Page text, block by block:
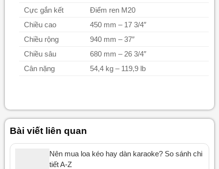
Cực gắn kết
Điểm ren M20
Chiều cao
450 mm – 17 3/4″
Chiều rộng
940 mm – 37″
Chiều sâu
680 mm – 26 3/4″
Cân nặng
54,4 kg – 119,9 lb
Bài viết liên quan
Nên mua loa kéo hay dàn karaoke? So sánh chi
tiết A-Z